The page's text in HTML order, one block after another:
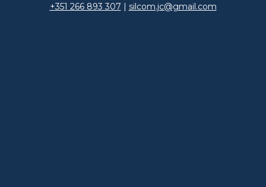
+351 266 893 307 | silcom.jc@gmail.com